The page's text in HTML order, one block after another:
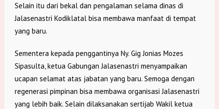
Selain itu dari bekal dan pengalaman selama dinas di
Jalasenastri Kodiklatal bisa membawa manfaat di tempat
yang baru.
Sementera kepada penggantinya Ny. Gig Jonias Mozes
Sipasulta, ketua Gabungan Jalasenastri menyampaikan
ucapan selamat atas jabatan yang baru. Semoga dengan
regenerasi pimpinan bisa membawa organisasi Jalasenastri
yang lebih baik. Selain dilaksanakan sertijab Wakil ketua